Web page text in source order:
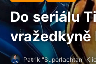
Do seriálu
vražedkyně
Patrik "Superlachtan"